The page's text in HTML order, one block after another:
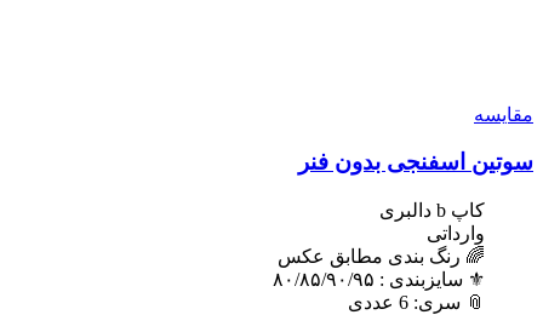
مقایسه
سوتین اسفنجی بدون فنر
کاپ b دالبری
وارداتی
🌈 رنگ بندی مطابق عکس
⚜️ سایزبندی : ٨٠/٨۵/٩٠/٩۵
📎 سری: 6 عددی